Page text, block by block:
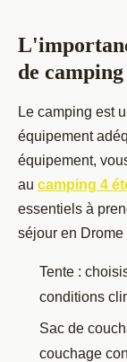
de
Le camping est
équipement
équipement,
au camping 4
essentiels à
séjour en Drome
Tente :
conditions
Sac de
couchage